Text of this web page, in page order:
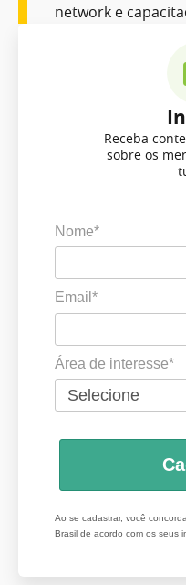
network e
Receba
sobre os
Nome*
Email*
Área de interesse*
Ao se cadastrar, você
Brasil de acordo com os seus